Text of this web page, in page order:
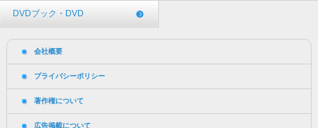
DVDブック・DVD
会社概要
プライバシーポリシー
著作権について
広告掲載について